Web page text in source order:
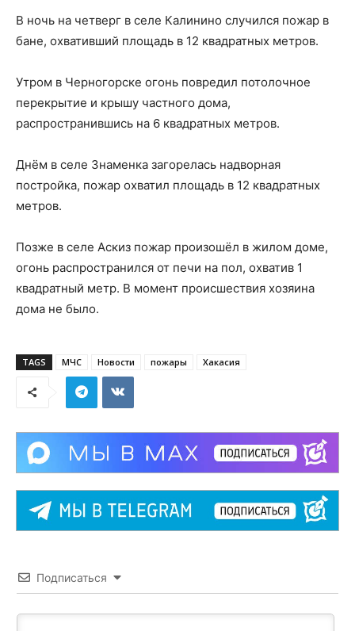
В ночь на четверг в селе Калинино случился пожар в
бане, охвативший площадь в 12 квадратных метров.
Утром в Черногорске огонь повредил потолочное
перекрытие и крышу частного дома,
распространившись на 6 квадратных метров.
Днём в селе Знаменка загорелась надворная
постройка, пожар охватил площадь в 12 квадратных
метров.
Позже в селе Аскиз пожар произошёл в жилом доме,
огонь распространился от печи на пол, охватив 1
квадратный метр. В момент происшествия хозяина
дома не было.
TAGS МЧС Новости пожары Хакасия
Подписаться